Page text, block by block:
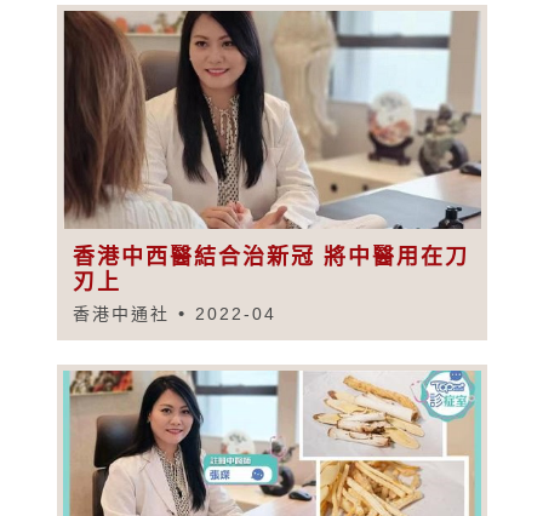
香港中西醫結合治新冠 將中醫用在刀
刃上
香港中通社 2022-04